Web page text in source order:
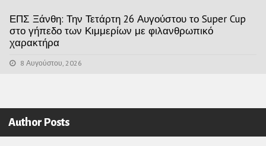
ΕΠΣ Ξάνθη: Την Τετάρτη 26 Αυγούστου το Super Cup
στο γήπεδο των Κιμμερίων με φιλανθρωπικό
χαρακτήρα
8 Αυγούστου, 2026
Author Posts